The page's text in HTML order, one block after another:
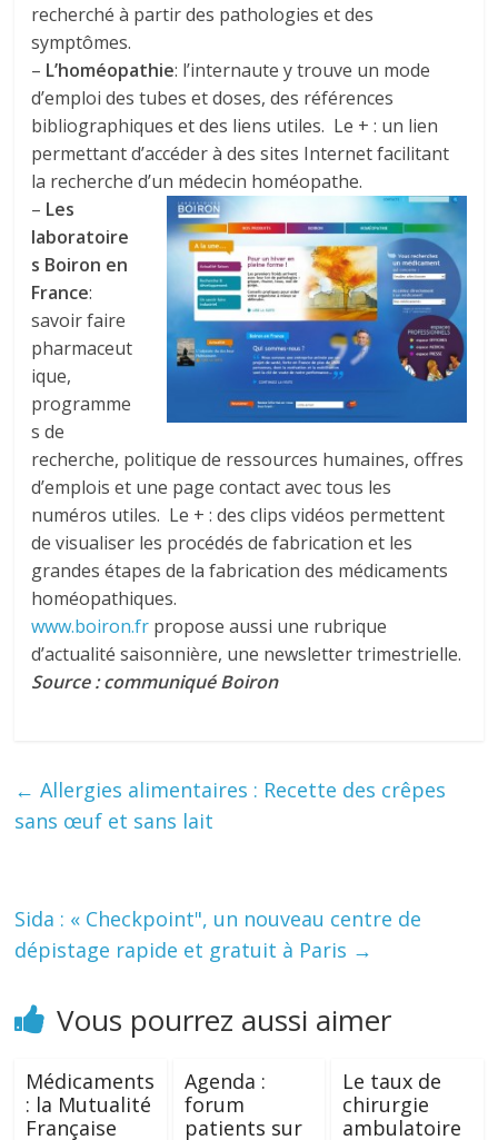
recherché à partir des pathologies et des
symptômes.
– L’homéopathie: l’internaute y trouve un mode
d’emploi des tubes et doses, des références
bibliographiques et des liens utiles. Le + : un lien
permettant d’accéder à des sites Internet facilitant
la recherche d’un médecin homéopathe.
– Les
laboratoire
s Boiron en
France:
savoir faire
pharmaceut
ique,
programme
s de
recherche, politique de ressources humaines, offres
d’emplois et une page contact avec tous les
numéros utiles. Le + : des clips vidéos permettent
de visualiser les procédés de fabrication et les
grandes étapes de la fabrication des médicaments
homéopathiques.
www.boiron.fr propose aussi une rubrique
d’actualité saisonnière, une newsletter trimestrielle.
Source : communiqué Boiron
← Allergies alimentaires : Recette des crêpes
sans œuf et sans lait
Sida : « Checkpoint", un nouveau centre de
dépistage rapide et gratuit à Paris →
Vous pourrez aussi aimer
Médicaments
: la Mutualité
Française
Agenda :
forum
patients sur
Le taux de
chirurgie
ambulatoire